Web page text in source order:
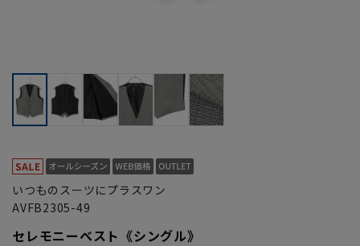
いつものスーツにプラスワン
AVFB2305-49
セレモニーベスト《シングル》